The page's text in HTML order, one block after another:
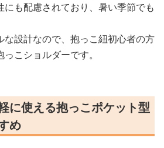
にも配慮されており、暑い季節でも
な設計なので、抱っこ紐初心者の方
こショルダーです。
に使える抱っこポケット型
め